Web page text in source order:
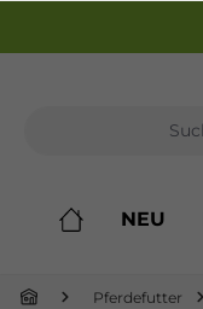
NEU
Pferdefutter